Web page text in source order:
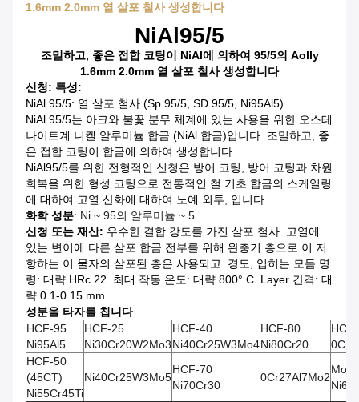
1.6mm 2.0mm 열 살포 철사 생성합니다
NiAl95/5
조밀하고, 좋은 접합 코팅이 NiAl에 의하여 95/5의 Aolly
1.6mm 2.0mm 열 살포 철사 생성합니다
신청: 특성:
NiAl 95/5: 열 살포 철사 (Sp 95/5, SD 95/5, Ni95Al5)
NiAl 95/5는 아크와 불꽃 분무 체계에 있는 사용을 위한 오스테
나이트계 니켈 알루미늄 합금 (NiAl 합금)입니다. 조밀하고, 좋
은 접합 코팅이 합금에 의하여 생성합니다.
NiAl95/5를 위한 전형적인 신청은 방어 코팅, 방어 코팅과 차원
회복을 위한 형성 코팅으로 전통적인 철 기초 합금의 스케일링
에 대하여 고열 산화에 대하여 노예 외투, 입니다.
화학 성분: Ni ~ 95의 알루미늄 ~ 5
신청 또는 재산: 우수한 결합 강도를 가진 살포 철사. 고열에
있는 변이에 다른 살포 합금 전부를 위해 완충기 층으로 이 저
항하는 이 물자의 살포된 층은 사용되고. 경도, 입히는 모듬 명
령: 대략 HRc 22. 최대 작동 온도: 대략 800° C. Layer 간격: 대
략 0.1-0.15 mm.
성분을 타자를 칩니다
HCF-95
Ni95Al5
HCF-25
Ni30Cr20W2Mo3
HCF-40
Ni40Cr25W3Mo4
HCF-80
Ni80Cr20
HCF-50
(45CT)
Ni55Cr45Ti
Ni40Cr25W3Mo5
HCF-70
Ni70Cr30
0Cr27Al7Mo2